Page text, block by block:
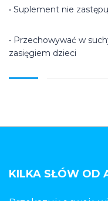
• Suplement nie
• Przechowywać w
zasięgiem dzieci
KILKA SŁÓW OD